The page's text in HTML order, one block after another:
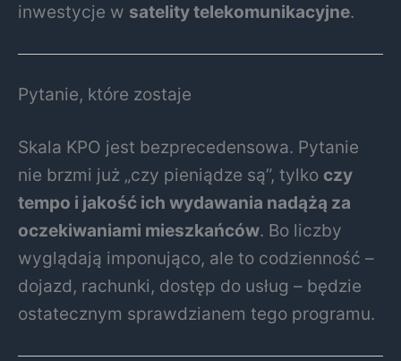
inwestycje w satelity telekomunikacyjne.
Pytanie, które zostaje
Skala KPO jest bezprecedensowa. Pytanie
nie brzmi już „czy pieniądze są”, tylko czy
tempo i jakość ich wydawania nadążą za
oczekiwaniami mieszkańców. Bo liczby
wyglądają imponująco, ale to codzienność –
dojazd, rachunki, dostęp do usług – będzie
ostatecznym sprawdzianem tego programu.